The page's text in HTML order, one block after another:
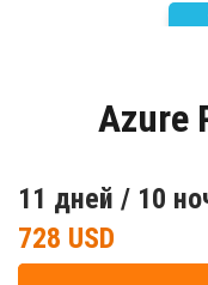
Azure
11 дней / 10
728 USD